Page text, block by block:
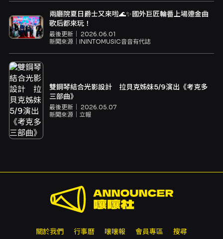
兩廳院夏日爵士又來啦🌊✨國外巨匠輪番上場連金曲
歌后都來玩！
最後更新｜ 2026.06.01
新聞來源｜ ININTOMUSIC音音有代誌
雙鋼琴結合光影設計 拉貝克姊妹5/9演出《考克多
三部曲》
最後更新｜ 2026.05.07
新聞來源｜ 立報
關於我們 行事曆 嚷嚷報 會員專區 搜尋